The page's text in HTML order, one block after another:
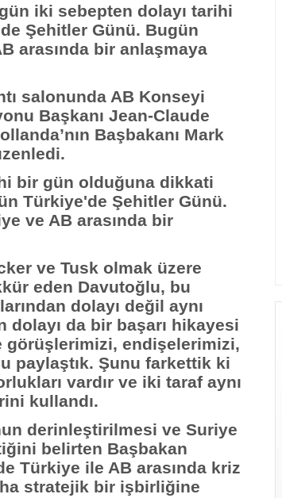
iki sebepten dolayı tarihi
Şehitler Günü. Bugün
arasında bir anlaşmaya
salonunda AB Konseyi
Başkanı Jean-Claude
Başbakanı Mark
bir gün olduğuna dikkati
Türkiye'de Şehitler Günü.
ve AB arasında bir
ve Tusk olmak üzere
eden Davutoğlu, bu
dolayı değil aynı
dolayı da bir başarı hikayesi
endişelerimizi,
paylaştık. Şunu farkettik ki
vardır ve iki taraf aynı
kullandı.
derinleştirilmesi ve Suriye
belirten Başbakan
Türkiye ile AB arasında kriz
stratejik bir işbirliğine